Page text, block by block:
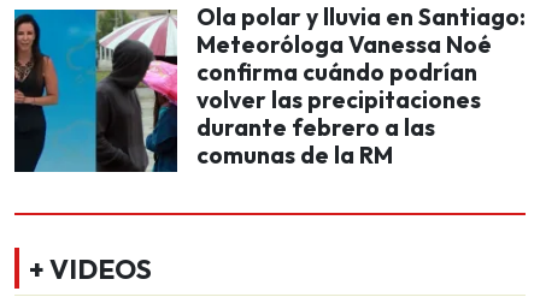
Ola polar y lluvia en Santiago:
Meteoróloga Vanessa Noé
confirma cuándo podrían
volver las precipitaciones
durante febrero a las
comunas de la RM
+ VIDEOS